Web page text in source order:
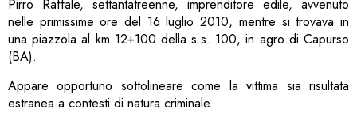
Pirro Raffale, settantatreenne, imprenditore edile, avvenuto
nelle primissime ore del 16 luglio 2010, mentre si trovava in
una piazzola al km 12+100 della s.s. 100, in agro di Capurso
(BA).
Appare opportuno sottolineare come la vittima sia risultata
estranea a contesti di natura criminale.